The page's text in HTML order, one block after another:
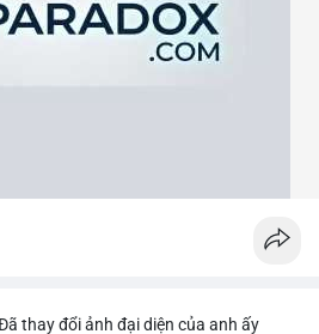
dựa trên vùng hỗ trợ và kháng cự rõ
thay đổi ảnh đại diện của anh ấy